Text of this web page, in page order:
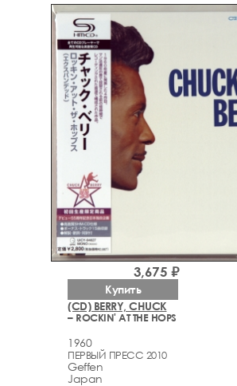
(CD) BERRY, CHUCK
– ROCKIN' AT THE HOPS
1960
ПЕРВЫЙ ПРЕСС 2010
Geffen
Japan
3,675 ₽
Купить